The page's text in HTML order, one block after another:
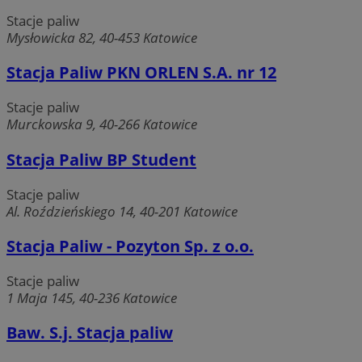
Stacje paliw
Mysłowicka 82, 40-453 Katowice
Stacja Paliw PKN ORLEN S.A. nr 12
Stacje paliw
Murckowska 9, 40-266 Katowice
Stacja Paliw BP Student
Stacje paliw
Al. Roździeńskiego 14, 40-201 Katowice
Stacja Paliw - Pozyton Sp. z o.o.
Stacje paliw
1 Maja 145, 40-236 Katowice
Baw. S.j. Stacja paliw